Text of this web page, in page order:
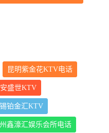
昆明紫金花KTV电话
盛世KTV
铂金汇KTV
鑫濠汇娱乐会所电话